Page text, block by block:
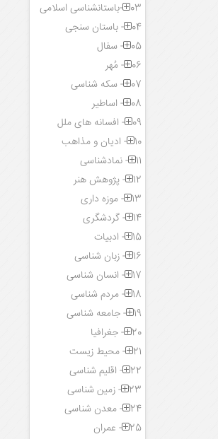
03-باستانشناسی اسلامی
04- باستان سنجی
05- سفال
06- مُهر
07- سکه شناسی
08- اساطیر
09- افسانه های ملل
10- ادیان و مذاهب
11- نمادشناسی
12- پژوهش هنر
13- موزه داری
14- گردشگری
15- ادبیات
16- زبان شناسی
17- انسان شناسی
18- مردم شناسی
19- جامعه شناسی
20- جغرافیا
21- محیط زیست
22- اقلیم شناسی
23- زمین شناسی
24- معدن شناسی
25- عمران